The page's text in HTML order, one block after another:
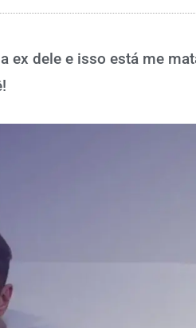
ex dele e isso está me